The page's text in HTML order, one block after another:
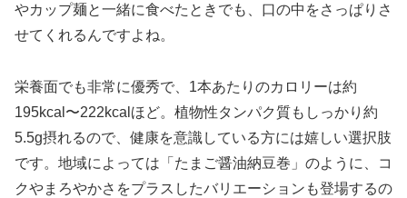
やカップ麺と一緒に食べたときでも、口の中をさっぱりさ
せてくれるんですよね。
栄養面でも非常に優秀で、1本あたりのカロリーは約
195kcal〜222kcalほど。植物性タンパク質もしっかり約
5.5g摂れるので、健康を意識している方には嬉しい選択肢
です。地域によっては「たまご醤油納豆巻」のように、コ
クやまろやかさをプラスしたバリエーションも登場するの